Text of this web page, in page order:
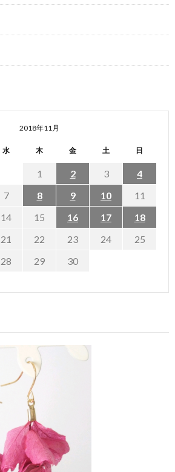
2018年11月
水 木 金 土 日
1 2 3
4
7 8 9 10
11
14 15 16 17
18
21 22 23 24
25
28 29 30